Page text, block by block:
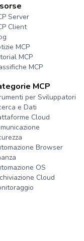
Server
Client
MCP
MCP
MCP
MCP
per Sviluppatori
e Dati
Cloud
Browser
OS
Cloud